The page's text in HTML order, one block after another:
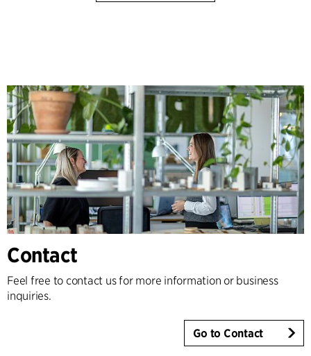
Contact
Feel free to contact us for more information or business
inquiries.
Go to Contact